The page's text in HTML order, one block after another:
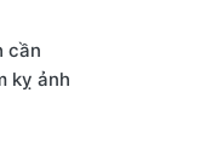
cần
kỵ ảnh